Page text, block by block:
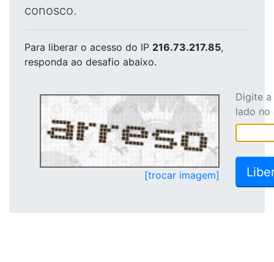
conosco.
Para liberar o acesso do IP 216.73.217.85,
responda ao desafio abaixo.
[trocar imagem]
Digite
lado no